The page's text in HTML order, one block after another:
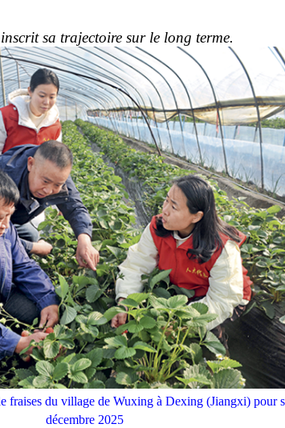
sa trajectoire sur le long terme.
fraises du village de Wuxing à Dexing (Jiangxi)
décembre 2025